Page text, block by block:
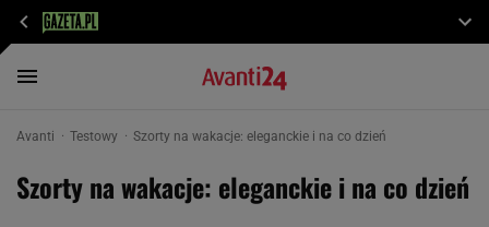
Avanti Testowy Szorty na wakacje: eleganckie i na co dzień
Szorty na wakacje: eleganckie i na co dzień